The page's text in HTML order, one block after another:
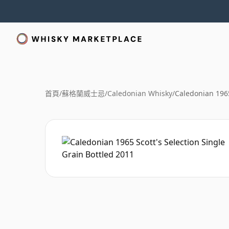
首頁/蘇格蘭威士忌/Caledonian Whisky/Caledonian